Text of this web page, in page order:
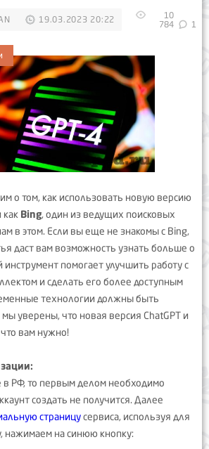
19.03.2023 20:22
10
784
1
о том, как использовать новую версию
как Bing, один из ведущих поисковых
в этом. Если вы еще не знакомы с Bing,
даст вам возможность узнать больше о
помогает улучшить работу с
и сделать его более доступным
технологии должны быть
уверены, что новая версия ChatGPT и
вам нужно!
РФ, то первым делом необходимо
создать не получится. Далее
страницусервиса, используя для
нажимаем на синюю кнопку: